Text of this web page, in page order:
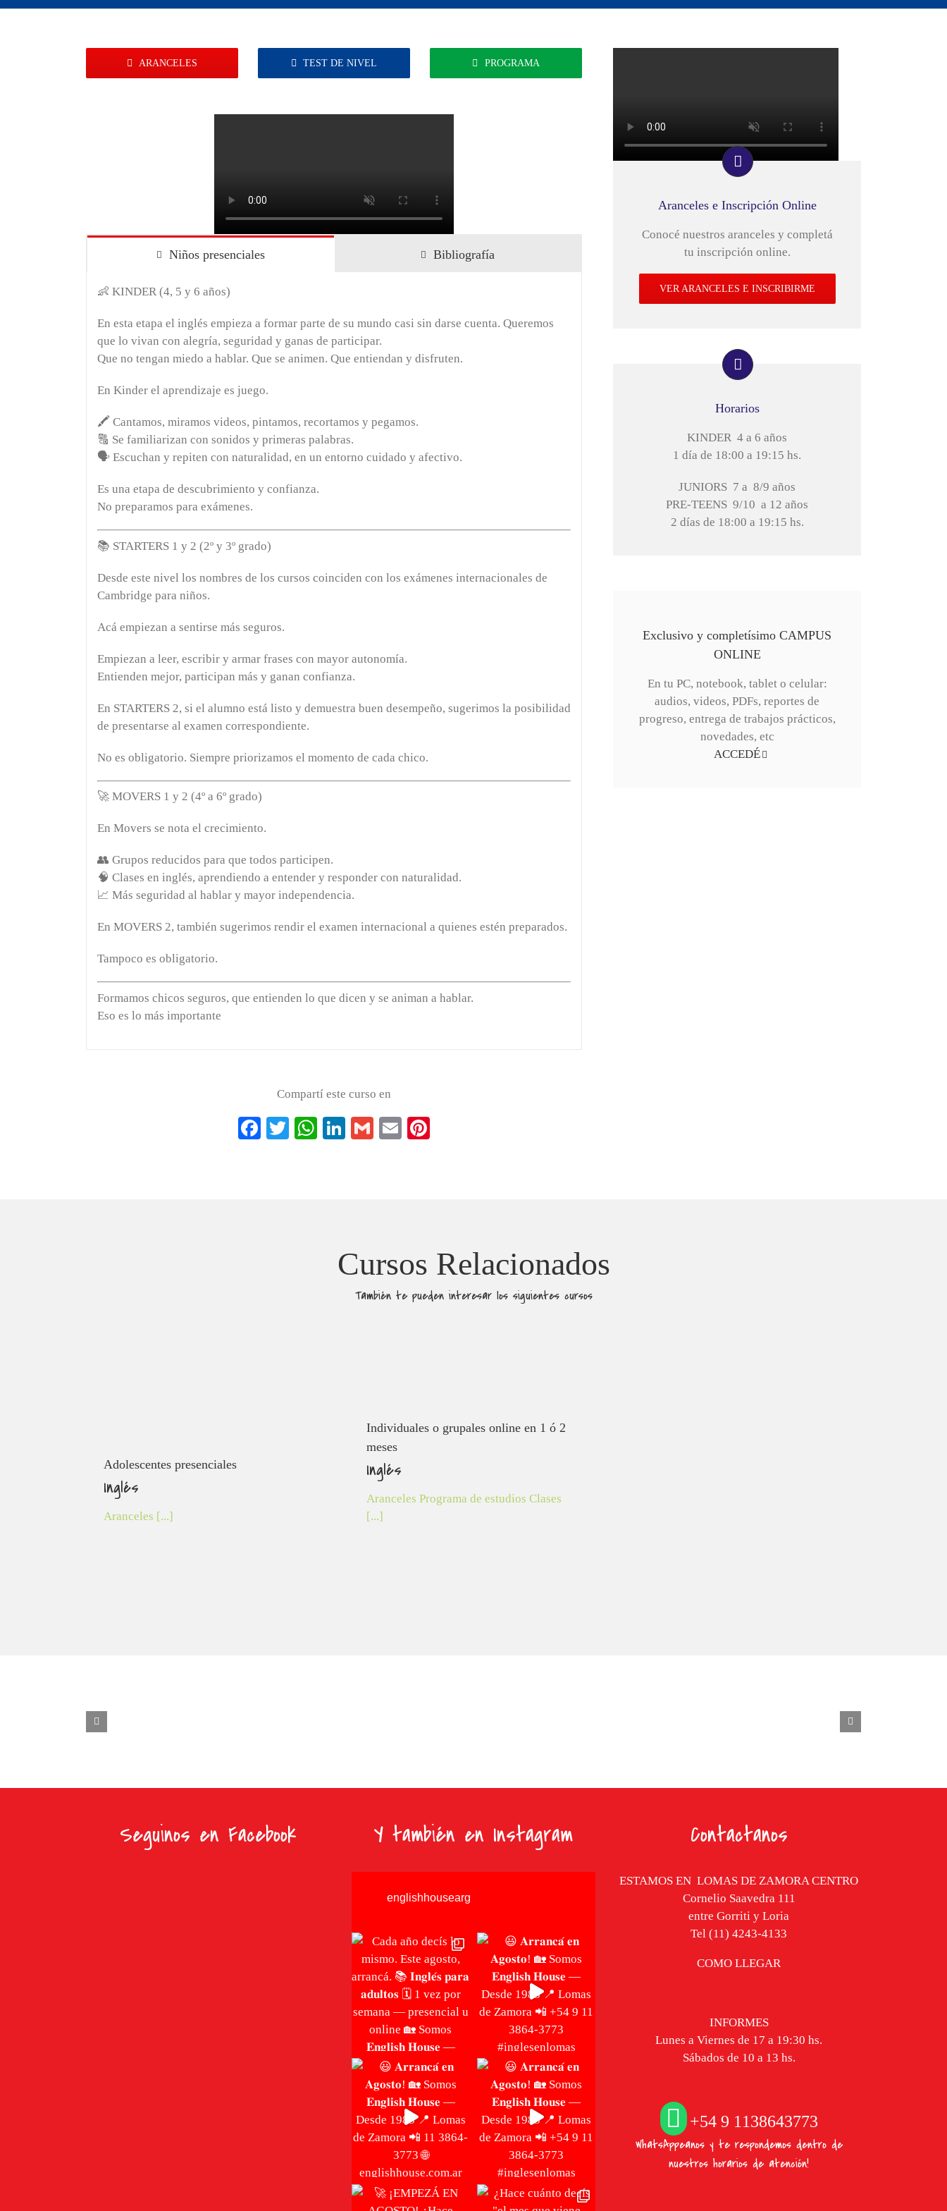
ARANCELES TEST DE NIVEL PROGRAMA
Niños presenciales Bibliografía
👶 KINDER (4, 5 y 6 años)
En esta etapa el inglés empieza a formar parte de su mundo casi sin darse cuenta. Queremos
que lo vivan con alegría, seguridad y ganas de participar.
Que no tengan miedo a hablar. Que se animen. Que entiendan y disfruten.
En Kinder el aprendizaje es juego.
🖍️ Cantamos, miramos videos, pintamos, recortamos y pegamos.
🔠 Se familiarizan con sonidos y primeras palabras.
🗣️ Escuchan y repiten con naturalidad, en un entorno cuidado y afectivo.
Es una etapa de descubrimiento y confianza.
No preparamos para exámenes.
📚 STARTERS 1 y 2 (2º y 3º grado)
Desde este nivel los nombres de los cursos coinciden con los exámenes internacionales de
Cambridge para niños.
Acá empiezan a sentirse más seguros.
Empiezan a leer, escribir y armar frases con mayor autonomía.
Entienden mejor, participan más y ganan confianza.
En STARTERS 2, si el alumno está listo y demuestra buen desempeño, sugerimos la posibilidad
de presentarse al examen correspondiente.
No es obligatorio. Siempre priorizamos el momento de cada chico.
🚀 MOVERS 1 y 2 (4º a 6º grado)
En Movers se nota el crecimiento.
👥 Grupos reducidos para que todos participen.
🧠 Clases en inglés, aprendiendo a entender y responder con naturalidad.
📈 Más seguridad al hablar y mayor independencia.
En MOVERS 2, también sugerimos rendir el examen internacional a quienes estén preparados.
Tampoco es obligatorio.
Formamos chicos seguros, que entienden lo que dicen y se animan a hablar.
Eso es lo más importante
Compartí este curso en
Facebook
TwitterWhatsApp
LinkedIn
Gmail
Email
Aranceles e Inscripción Online
Conocé nuestros aranceles y completá
tu inscripción online.
VER ARANCELES E INSCRIBIRME
Horarios
KINDER 4 a 6 años
1 día de 18:00 a 19:15 hs.
JUNIORS 7 a 8/9 años
PRE-TEENS 9/10 a 12 años
2 días de 18:00 a 19:15 hs.
Exclusivo y completísimo CAMPUS
ONLINE
En tu PC, notebook, tablet o celular:
audios, videos, PDFs, reportes de
progreso, entrega de trabajos prácticos,
novedades, etc
ACCEDÉ
Cursos Relacionados
También te pueden interesar los siguientes cursos
Inglés
Adolescentes presenciales
Inglés
Aranceles [...]
Individuales o grupales online en 1 ó 2
Individuales o grupales online en 1 ó 2
meses
Inglés
Aranceles Programa de estudios Clases
[...]
Seguinos en Facebook Y también en Instagram
englishhousearg
Contactanos
ESTAMOS ENLOMAS DE ZAMORA CENTRO
Cornelio Saavedra 111
entre Gorriti y Loria
Tel (11) 4243-4133
COMO LLEGAR
INFORMES
Lunes a Viernes de 17 a 19:30 hs.
Sábados de 10 a 13 hs.
+54 9 1138643773
WhatsAppeanos y te respondemos dentro de
nuestros horarios de atención!